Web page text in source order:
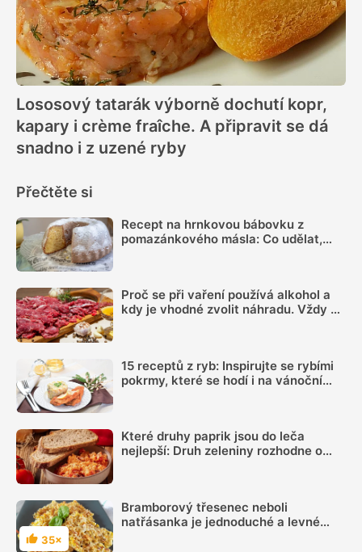
Lososový tatarák výborně dochutí kopr,
kapary i crème fraîche. A připravit se dá
snadno i z uzené ryby
Přečtěte si
Recept na hrnkovou bábovku z
pomazánkového másla: Co udělat,
Proč se při vaření používá alkohol a
kdy je vhodné zvolit náhradu. Vždy se
15 receptů z ryb: Inspirujte se rybími
pokrmy, které se hodí i na vánoční
Které druhy paprik jsou do leča
nejlepší: Druh zeleniny rozhodne o
Hodnocení
35×
Bramborový třesenec neboli
natřásanka je jednoduché a levné